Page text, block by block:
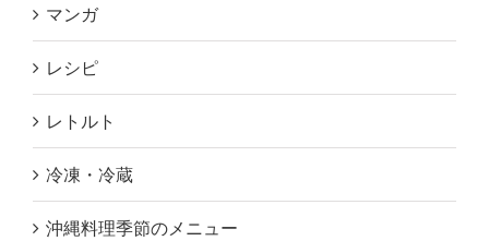
マンガ
レシピ
レトルト
冷凍・冷蔵
沖縄料理季節のメニュー